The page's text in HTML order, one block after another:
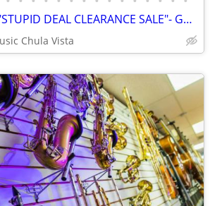
HARPER'S MUSIC "STUPID DEAL CLEARANCE SALE"- GOING ON NOW!!!
Chula Vista